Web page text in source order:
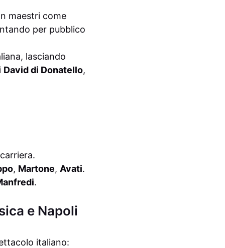
maestri come
per pubblico
lasciando
David di Donatello,
, Martone, Avati.
.
e Napoli
italiano: